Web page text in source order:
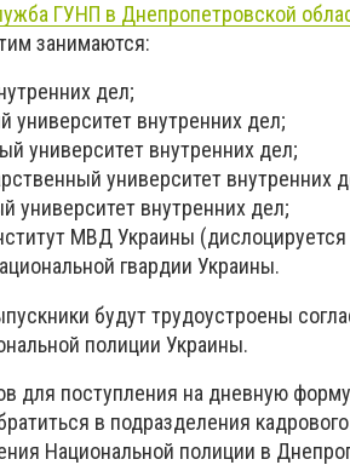
ГУНП в Днепропетровской
занимаются:
дел;
университет внутренних дел;
университет внутренних дел;
университет внутренних
университет внутренних дел;
МВД Украины (дислоцируется
гвардии Украины.
будут трудоустроены
полиции Украины.
для поступления на дневную
в подразделения
Национальной полиции в